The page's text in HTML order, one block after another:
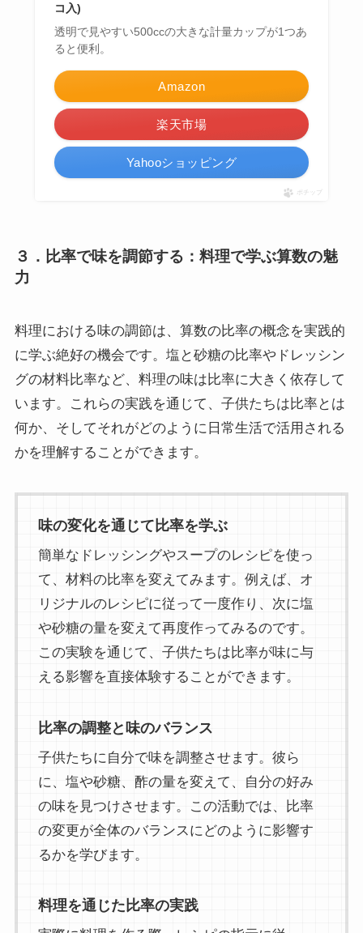
コ入)
透明で見やすい500ccの大きな計量カップが1つあ
ると便利。
Amazon
楽天市場
Yahooショッピング
ポチップ
３．比率で味を調節する：料理で学ぶ算数の魅
力
料理における味の調節は、算数の比率の概念を実践的
に学ぶ絶好の機会です。塩と砂糖の比率やドレッシン
グの材料比率など、料理の味は比率に大きく依存して
います。これらの実践を通じて、子供たちは比率とは
何か、そしてそれがどのように日常生活で活用される
かを理解することができます。
味の変化を通じて比率を学ぶ
簡単なドレッシングやスープのレシピを使っ
て、材料の比率を変えてみます。例えば、オ
リジナルのレシピに従って一度作り、次に塩
や砂糖の量を変えて再度作ってみるのです。
この実験を通じて、子供たちは比率が味に与
える影響を直接体験することができます。
比率の調整と味のバランス
子供たちに自分で味を調整させます。彼ら
に、塩や砂糖、酢の量を変えて、自分の好み
の味を見つけさせます。この活動では、比率
の変更が全体のバランスにどのように影響す
るかを学びます。
料理を通じた比率の実践